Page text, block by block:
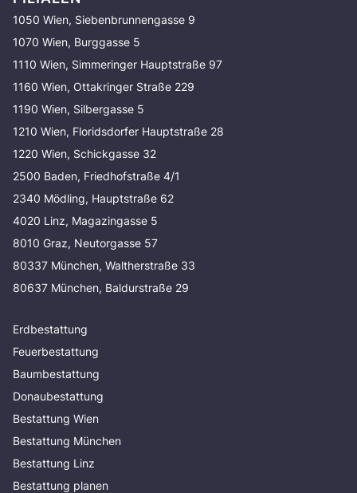
1050 Wien, Siebenbrunnengasse 9
1070 Wien, Burggasse 5
1110 Wien, Simmeringer Hauptstraße 97
1160 Wien, Ottakringer Straße 229
1190 Wien, Silbergasse 5
1210 Wien, Floridsdorfer Hauptstraße 28
1220 Wien, Schickgasse 32
2500 Baden, Friedhofstraße 4/1
2340 Mödling, Hauptstraße 62
4020 Linz, Magazingasse 5
8010 Graz, Neutorgasse 57
80337 München, Waltherstraße 33
80637 München, Baldurstraße 29
Erdbestattung
Feuerbestattung
Baumbestattung
Donaubestattung
Bestattung Wien
Bestattung München
Bestattung Linz
Bestattung planen